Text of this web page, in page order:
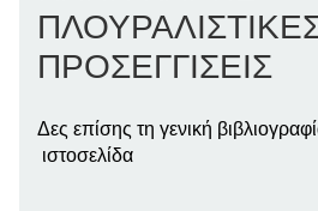
ΠΡΟΣΕΓΓΙΣΕΙΣ
Δες επίσης τη γενική
ιστοσελίδα